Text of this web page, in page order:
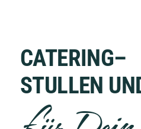
CATERING–
STULLEN